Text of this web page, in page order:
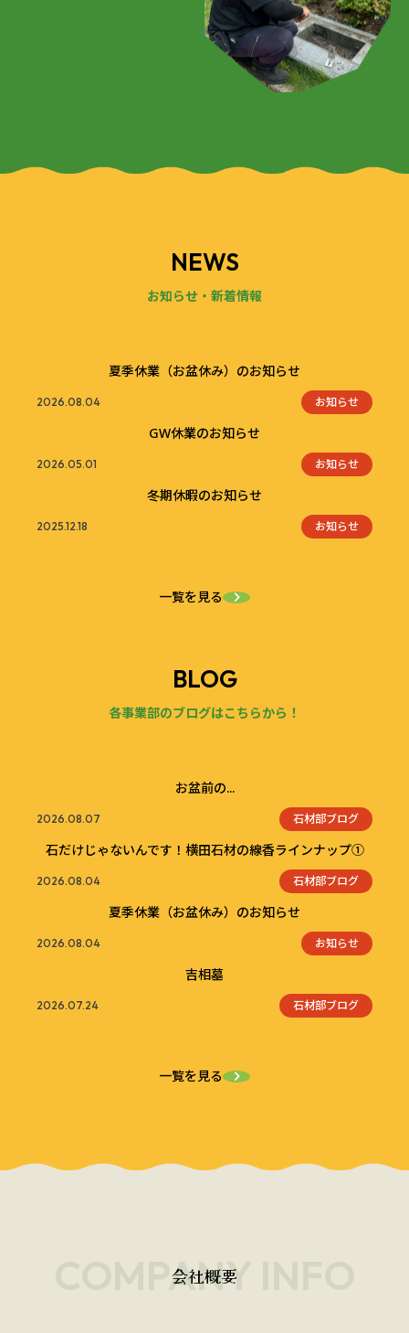
NEWS
お知らせ・新着情報
夏季休業（お盆休み）のお知らせ
2026.08.04 お知らせ
GW休業のお知らせ
2026.05.01 お知らせ
冬期休暇のお知らせ
2025.12.18 お知らせ
一覧を見る
BLOG
各事業部のブログはこちらから！
お盆前の...
2026.08.07 石材部ブログ
石だけじゃないんです！横田石材の線香ラインナップ①
2026.08.04 石材部ブログ
夏季休業（お盆休み）のお知らせ
2026.08.04 お知らせ
吉相墓
2026.07.24 石材部ブログ
一覧を見る
会社概要
COMPANY INFO